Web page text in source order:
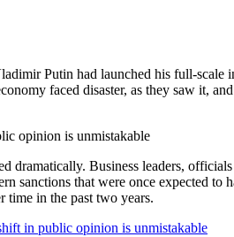
Putin had launched his full-
faced disaster, as they saw it,
dramatically. Business leaders,
sanctions that were once expected to
time in the past two years.
in public opinion is unmistakable